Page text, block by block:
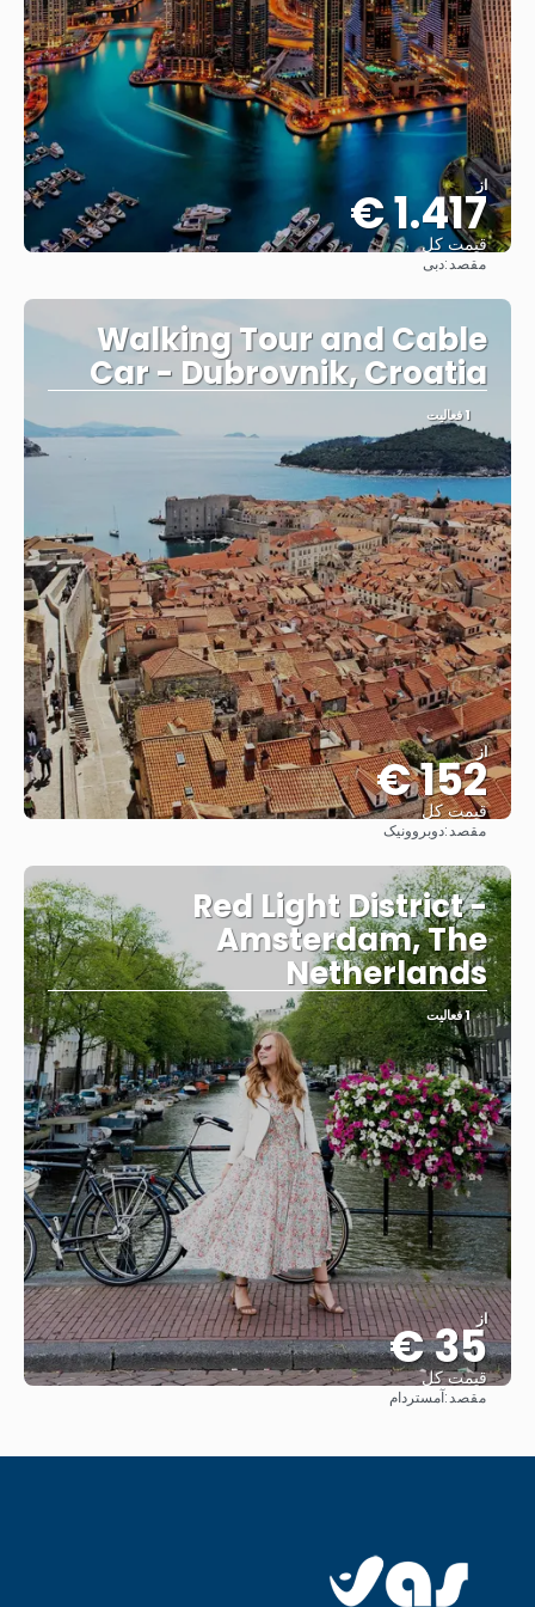
از
1.417 €
قیمت کل
مقصد:دبی
Walking Tour and Cable
Car - Dubrovnik, Croatia
1 فعالیت
از
152 €
قیمت کل
مقصد:دوبروونیک
Red Light District -
Amsterdam, The
Netherlands
1 فعالیت
از
35 €
قیمت کل
مقصد:آمستردام